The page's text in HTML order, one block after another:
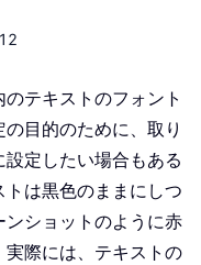
テキストのフォント
目的のために、取り
定したい場合もある
は黒色のままにしつ
ショットのように赤
際には、テキストの